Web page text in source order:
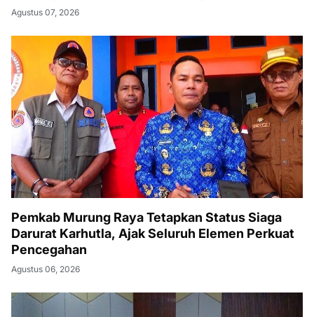
Agustus 07, 2026
Pemkab Murung Raya Tetapkan Status Siaga
Darurat Karhutla, Ajak Seluruh Elemen Perkuat
Pencegahan
Agustus 06, 2026